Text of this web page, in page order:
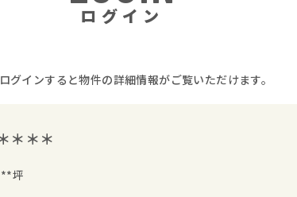
ログイン
インすると物件の詳細情報がご覧いただけます。
＊＊＊
**坪